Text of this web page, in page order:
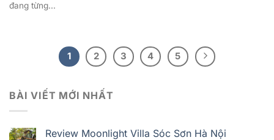
đang từng...
1 2 3 4 5
BÀI VIẾT MỚI NHẤT
Review Moonlight Villa Sóc Sơn Hà Nội